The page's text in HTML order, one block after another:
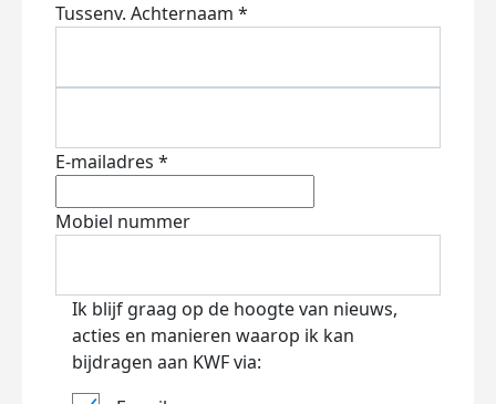
Tussenv. Achternaam *
E-mailadres *
Mobiel nummer
Ik blijf graag op de hoogte van nieuws,
acties en manieren waarop ik kan
bijdragen aan KWF via: